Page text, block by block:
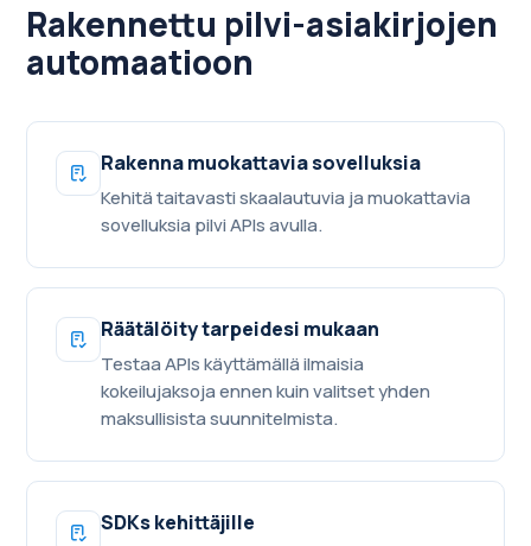
Rakennettu pilvi-asiakirjojen
automaatioon
Rakenna muokattavia sovelluksia
Kehitä taitavasti skaalautuvia ja muokattavia
sovelluksia pilvi APIs avulla.
Räätälöity tarpeidesi mukaan
Testaa APIs käyttämällä ilmaisia
kokeilujaksoja ennen kuin valitset yhden
maksullisista suunnitelmista.
SDKs kehittäjille